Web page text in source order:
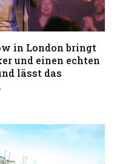
in London bringt
und einen echten
lässt das